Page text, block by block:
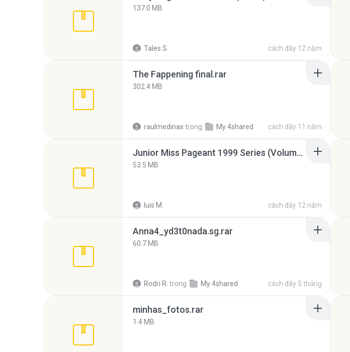
137.0 MB
Tales S. cách đây 12 năm
The Fappening final.rar
302.4 MB
raulmedinaxtrong My 4shared cách đây 11 năm
Junior Miss Pageant 1999 Series (Volume I Part I NC 6).7z
53.5 MB
luis M. cách đây 12 năm
Anna4_yd3t0nada.sg.rar
60.7 MB
Rodri R. trong My 4shared cách đây 5 tháng
minhas_fotos.rar
1.4 MB